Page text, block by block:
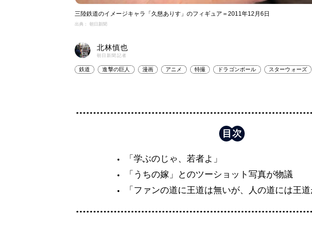
三陸鉄道のイメージキャラ「久慈ありす」のフィギュア＝2011年12月6日
出典： 朝日新聞
北林慎也
朝日新聞記者
鉄道 進撃の巨人 漫画 アニメ 特撮 ドラゴンボール スターウォーズ
「学ぶのじゃ、若者よ」
「うちの嫁」とのツーショット写真が物議
「ファンの道に王道は無いが、人の道には王道